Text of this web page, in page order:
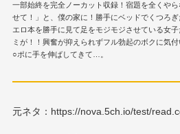
一部始終を完全ノーカット収録！宿題を全くや
せて！」と、僕の家に！勝手にベッドでくつろ
エロ本を勝手に見て足をモジモジさせている女
ミが！！興奮が抑えられずフル勃起のボクに気
○ポに手を伸ばしてきて…。
元ネタ：https://nova.5ch.io/test/